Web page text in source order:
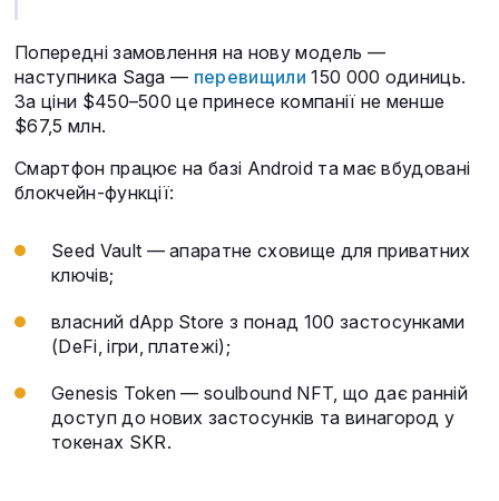
Попередні замовлення на нову модель —
наступника Saga — перевищили 150 000 одиниць.
За ціни $450–500 це принесе компанії не менше
$67,5 млн.
Смартфон працює на базі Android та має вбудовані
блокчейн-функції:
Seed Vault — апаратне сховище для приватних
ключів;
власний dApp Store з понад 100 застосунками
(DeFi, ігри, платежі);
Genesis Token — soulbound NFT, що дає ранній
доступ до нових застосунків та винагород у
токенах SKR.